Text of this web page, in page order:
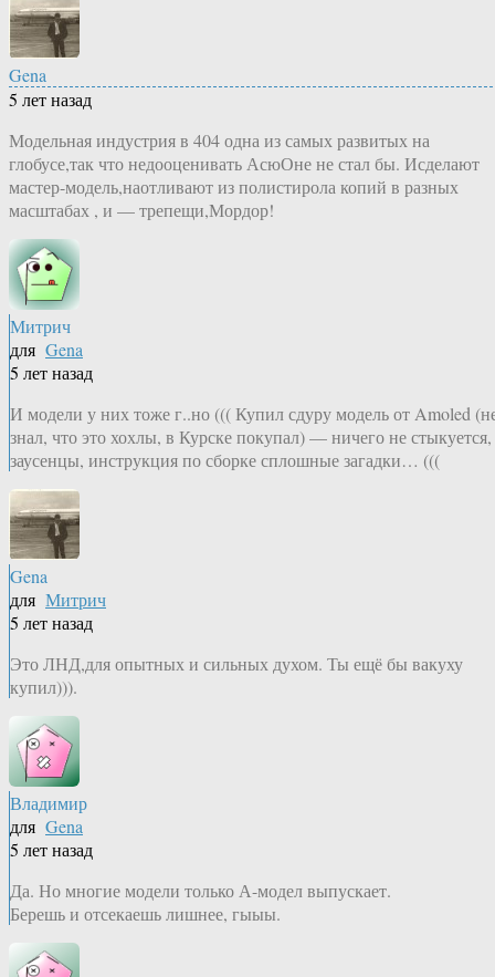
Gena
5 лет назад
Модельная индустрия в 404 одна из самых развитых на
глобусе,так что недооценивать АсюОне не стал бы. Исделают
мастер-модель,наотливают из полистирола копий в разных
масштабах , и — трепещи,Мордор!
Митрич
для Gena
5 лет назад
И модели у них тоже г..но ((( Купил сдуру модель от Amoled
знал, что это хохлы, в Курске покупал) — ничего не стыкуется,
заусенцы, инструкция по сборке сплошные загадки… (((
Gena
для Митрич
5 лет назад
Это ЛНД,для опытных и сильных духом. Ты ещё бы вакуху
купил))).
Владимир
для Gena
5 лет назад
Да. Но многие модели только А-модел выпускает.
Берешь и отсекаешь лишнее, гыыы.